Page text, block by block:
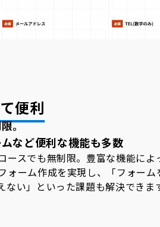
便利
。
など便利な機能も多数
ースでも無制限。豊富な機能によ
ォーム作成を実現し、「フォーム
い」といった課題も解決できま